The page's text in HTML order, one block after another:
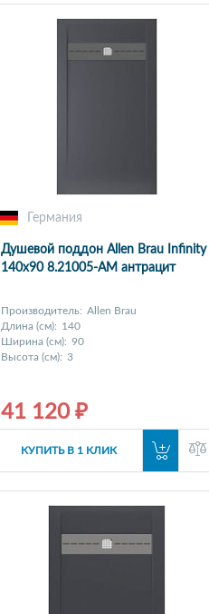
Германия
Душевой поддон Allen Brau Infinity
140x90 8.21005-AM антрацит
Производитель: Allen Brau
Длина (см): 140
Ширина (см): 90
Высота (см): 3
41 120 ₽
КУПИТЬ В 1 КЛИК